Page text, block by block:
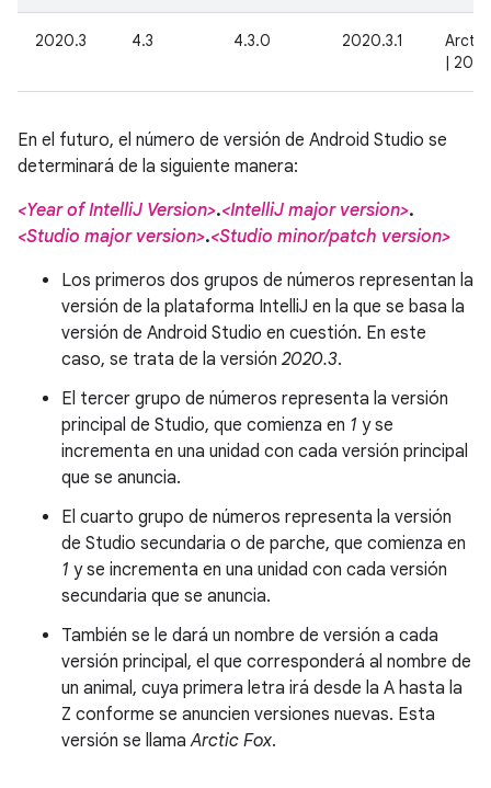
2020.3 4.3 4.3.0 2020.3.1
Arctic
|
En el futuro, el número de versión de Android Studio se
determinará de la siguiente manera:
<Year of IntelliJ Version>.<IntelliJ major version>.
<Studio major version>.<Studio minor/patch version>
Los primeros dos grupos de números representan la
versión de la plataforma IntelliJ en la que se basa la
versión de Android Studio en cuestión. En este
caso, se trata de la versión 2020.3.
El tercer grupo de números representa la versión
principal de Studio, que comienza en 1 y se
incrementa en una unidad con cada versión principal
que se anuncia.
El cuarto grupo de números representa la versión
de Studio secundaria o de parche, que comienza en
1 y se incrementa en una unidad con cada versión
secundaria que se anuncia.
También se le dará un nombre de versión a cada
versión principal, el que corresponderá al nombre de
un animal, cuya primera letra irá desde la A hasta la
Z conforme se anuncien versiones nuevas. Esta
versión se llamaArctic Fox.